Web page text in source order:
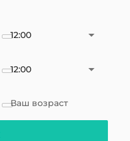
12:00
12:00
Ваш возраст